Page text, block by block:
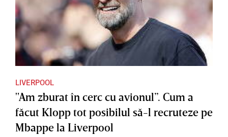
LIVERPOOL
"Am zburat în cerc cu avionul”. Cum a
făcut Klopp tot posibilul să-l recruteze pe
Mbappe la Liverpool